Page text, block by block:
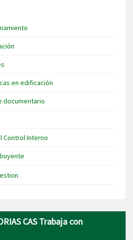
en edificación
documentario
Control Interno
CAS Trabaja con